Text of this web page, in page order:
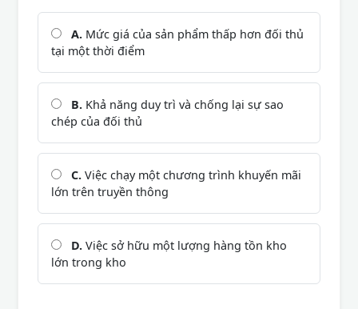
A. Mức giá của sản phẩm thấp hơn đối thủ
tại một thời điểm
B. Khả năng duy trì và chống lại sự sao
chép của đối thủ
C. Việc chạy một chương trình khuyến mãi
lớn trên truyền thông
D. Việc sở hữu một lượng hàng tồn kho
lớn trong kho